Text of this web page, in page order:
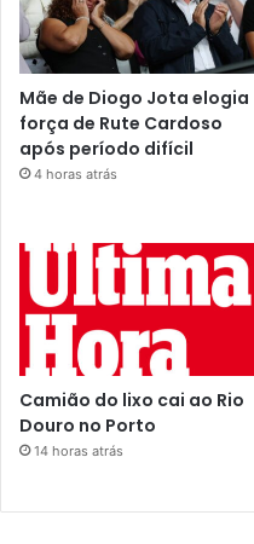
Mãe de Diogo Jota elogia
força de Rute Cardoso
após período difícil
4 horas atrás
Camião do lixo cai ao Rio
Douro no Porto
14 horas atrás